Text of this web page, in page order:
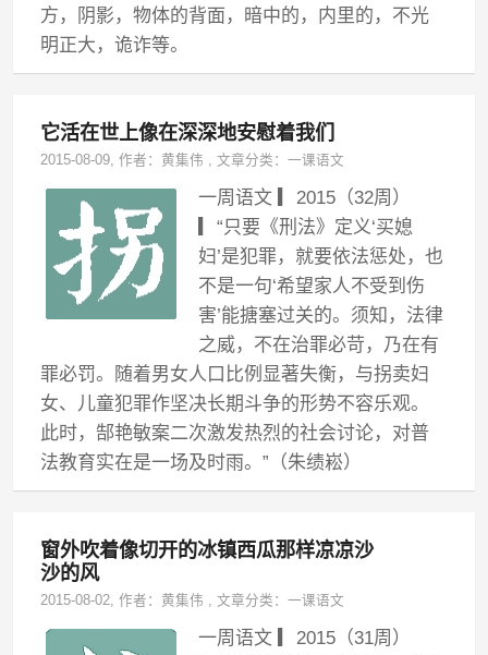
方，阴影，物体的背面，暗中的，内里的，不光
明正大，诡诈等。
它活在世上像在深深地安慰着我们
2015-08-09, 作者：黄集伟 ,文章分类：一课语文
一周语文 ▎2015（32周）
▎“只要《刑法》定义‘买媳
妇’是犯罪，就要依法惩处，也
不是一句‘希望家人不受到伤
害’能搪塞过关的。须知，法律
之威，不在治罪必苛，乃在有
罪必罚。随着男女人口比例显著失衡，与拐卖妇
女、儿童犯罪作坚决长期斗争的形势不容乐观。
此时，郜艳敏案二次激发热烈的社会讨论，对普
法教育实在是一场及时雨。”（朱绩崧）
窗外吹着像切开的冰镇西瓜那样凉凉沙
沙的风
2015-08-02, 作者：黄集伟 ,文章分类：一课语文
一周语文 ▎2015（31周）